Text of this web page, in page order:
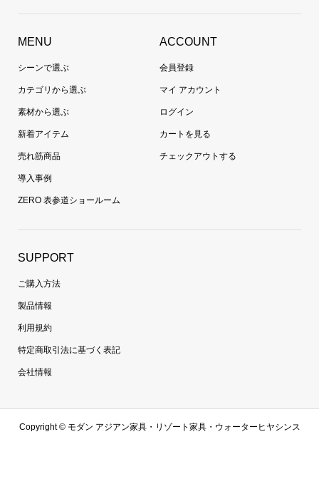
MENU
シーンで選ぶ
カテゴリから選ぶ
素材から選ぶ
新着アイテム
売れ筋商品
導入事例
ZERO 表参道ショールーム
ACCOUNT
会員登録
マイ アカウント
ログイン
カートを見る
チェックアウトする
SUPPORT
ご購入方法
製品情報
利用規約
特定商取引法に基づく表記
会社情報
Copyright ©モダン アジアン家具・リゾート家具・ウォーターヒヤシンス